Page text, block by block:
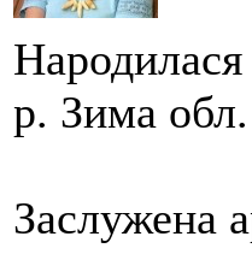
р. Зима обл.
Заслужена